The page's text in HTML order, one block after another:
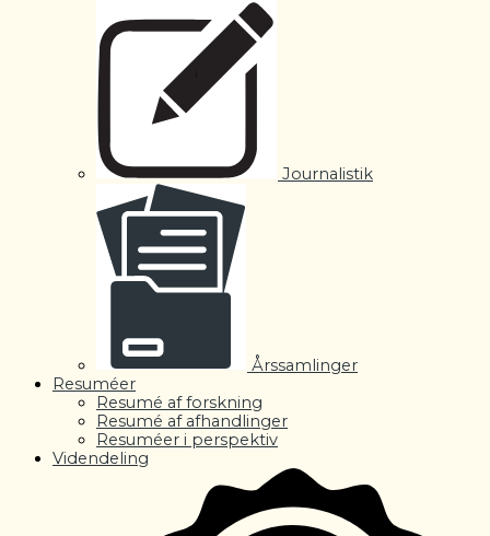
Journalistik
Årssamlinger
Resuméer
Resumé af forskning
Resumé af afhandlinger
Resuméer i perspektiv
Videndeling